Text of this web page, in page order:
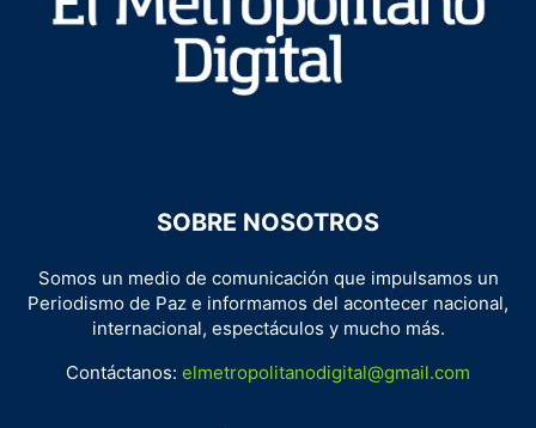
SOBRE NOSOTROS
Somos un medio de comunicación que impulsamos un
Periodismo de Paz e informamos del acontecer nacional,
internacional, espectáculos y mucho más.
Contáctanos: elmetropolitanodigital@gmail.com